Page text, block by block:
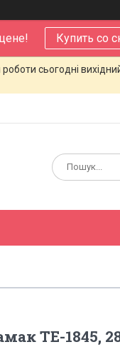
Купить со
сьогодні
ТЕ-1845,